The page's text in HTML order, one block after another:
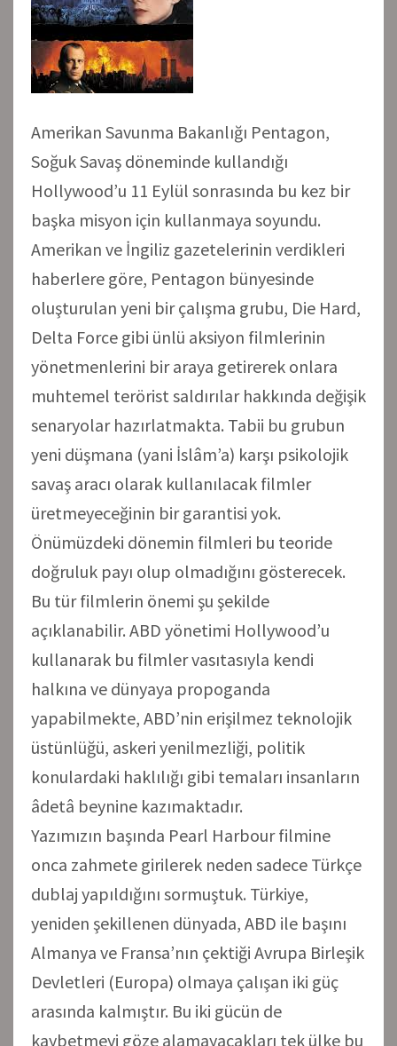
Amerikan Savunma Bakanlığı Pentagon,
Soğuk Savaş döneminde kullandığı
Hollywood’u 11 Eylül sonrasında bu kez bir
başka misyon için kullanmaya soyundu.
Amerikan ve İngiliz gazetelerinin verdikleri
haberlere göre, Pentagon bünyesinde
oluşturulan yeni bir çalışma grubu, Die Hard,
Delta Force gibi ünlü aksiyon filmlerinin
yönetmenlerini bir araya getirerek onlara
muhtemel terörist saldırılar hakkında değişik
senaryolar hazırlatmakta. Tabii bu grubun
yeni düşmana (yani İslâm’a) karşı psikolojik
savaş aracı olarak kullanılacak filmler
üretmeyeceğinin bir garantisi yok.
Önümüzdeki dönemin filmleri bu teoride
doğruluk payı olup olmadığını gösterecek.
Bu tür filmlerin önemi şu şekilde
açıklanabilir. ABD yönetimi Hollywood’u
kullanarak bu filmler vasıtasıyla kendi
halkına ve dünyaya propoganda
yapabilmekte, ABD’nin erişilmez teknolojik
üstünlüğü, askeri yenilmezliği, politik
konulardaki haklılığı gibi temaları insanların
âdetâ beynine kazımaktadır.
Yazımızın başında Pearl Harbour filmine
onca zahmete girilerek neden sadece Türkçe
dublaj yapıldığını sormuştuk. Türkiye,
yeniden şekillenen dünyada, ABD ile başını
Almanya ve Fransa’nın çektiği Avrupa Birleşik
Devletleri (Europa) olmaya çalışan iki güç
arasında kalmıştır. Bu iki gücün de
kaybetmeyi göze alamayacakları tek ülke bu